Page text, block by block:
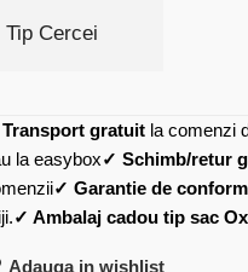
Tip Cercei
Transport gratuit la comenzi
la easybox✓ Schimb/retur
✓ Garantie de
✓ Ambalaj cadou tip sac
Adauga in wishlist